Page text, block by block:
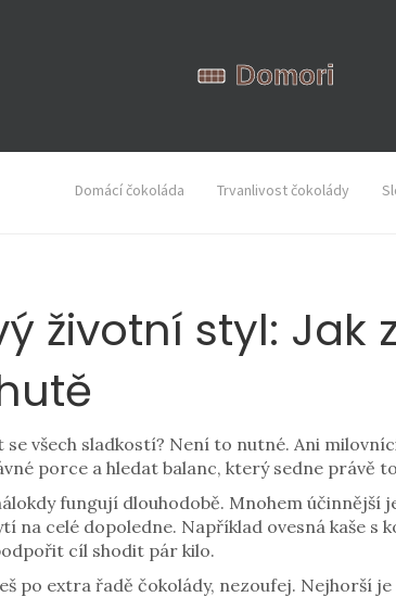
Domácí čokoláda Trvanlivost čokolády
životní styl:
se všech sladkostí? Není to nutné. Ani
porce a hledat balanc, který sedne právě
fungují dlouhodobě. Mnohem
na celé dopoledne. Například ovesná kaše s
cíl shodit pár kilo.
po extra řadě čokolády, nezoufej. Nejhorší